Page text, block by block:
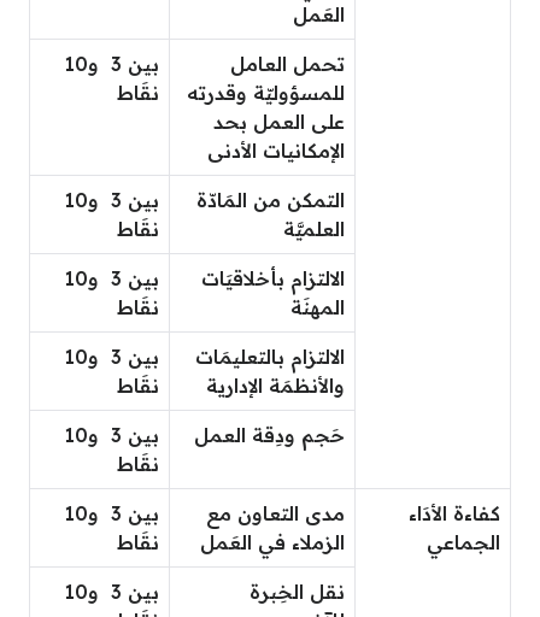
العَمل
تحمل العامل
للمسؤوليّة وقدرته
على العمل بحد
الإمكانيات الأدنى
بين 3 و10
نقَاط
التمكن من المَادّة
العلميَّة
بين 3 و10
نقَاط
الالتزام بأخلاقيَات
المهنَة
بين 3 و10
نقَاط
الالتزام بالتعليمَات
والأنظمَة الإدارية
بين 3 و10
نقَاط
حَجم ودِقة العمل
بين 3 و10
نقَاط
كفاءة الأدَاء
الجماعي
مدى التعاون مع
الزملاء في العَمل
بين 3 و10
نقَاط
نقل الخِبرة
بين 3 و10